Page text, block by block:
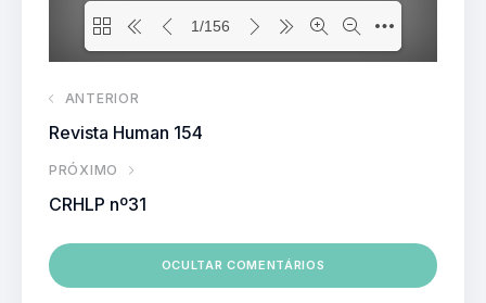
ANTERIOR
Revista Human 154
PRÓXIMO
CRHLP nº31
OCULTAR COMENTÁRIOS